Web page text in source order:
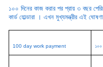
১০০ দিনের কাজ করার পর প্রায় ৩ বছর
কার্ড হোল্ডারা । এখন মুখ্যমন্ত্রীর এই
100 day work payment ১০০